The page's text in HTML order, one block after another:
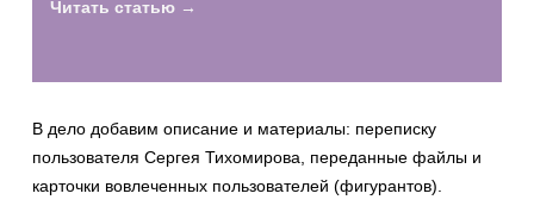
Читать статью →
В дело добавим описание и материалы: переписку
пользователя Сергея Тихомирова, переданные файлы и
карточки вовлеченных пользователей (фигурантов).